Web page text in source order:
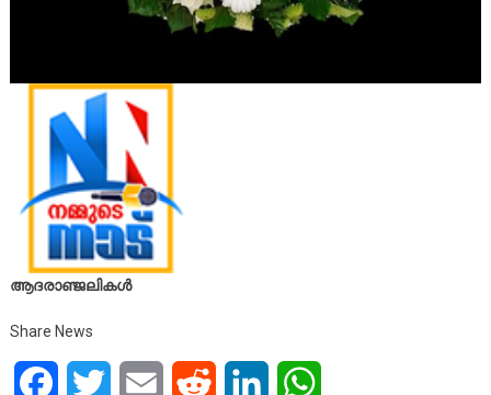
ആദരാഞ്ജലികൾ
Share News
FacebookTwitter Email Reddit LinkedIn